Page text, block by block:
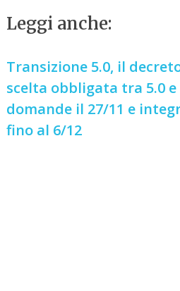
Leggi anche:
Transizione 5.0, il
scelta obbligata tra 5.0 e
domande il 27/11 e
fino al 6/12